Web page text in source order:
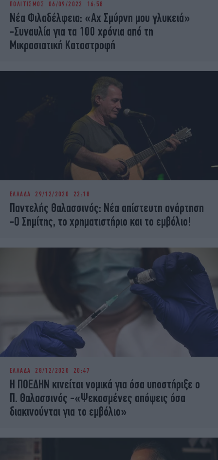
iBOOKS
OSCARS
THE OCEAN
MEDIA
ELAMEFORA
ΠΟΛΙΤΙΣΜΟΣ 06/09/2022 16:58
Νέα Φιλαδέλφεια: «Αχ Σμύρνη μου γλυκειά»
-Συναυλία για τα 100 χρόνια από τη
Μικρασιατική Καταστροφή
ΕΛΛΑΔΑ 29/12/2020 22:18
Παντελής Θαλασσινός: Νέα απίστευτη ανάρτηση
-Ο Σημίτης, το χρηματιστήριο και το εμβόλιο!
ΕΛΛΑΔΑ 28/12/2020 20:47
Η ΠΟΕΔΗΝ κινείται νομικά για όσα υποστήριξε ο
Π. Θαλασσινός -«Ψεκασμένες απόψεις όσα
διακινούνται για το εμβόλιο»